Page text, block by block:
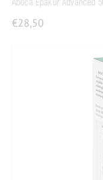
Aboca Epakur Advanced
€28,50